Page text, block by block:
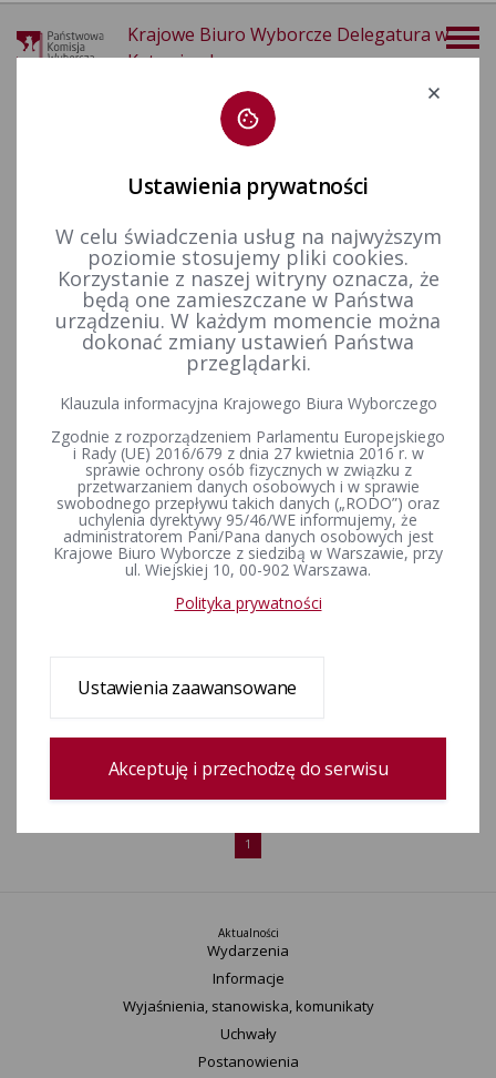
Krajowe Biuro Wyborcze Delegatura w
Katowicach
Wybory samorządowe i referenda lokalne Wybory samorządowe w 2024 r. Terytorialne komisje wyborcze
Postanowienia Komisarzy Wyborczych w Katowicach I, II i III w
w wyborach organów jednostek samorządu terytorialnego
zarządzonych na dzień 7 kwietnia 2024 r.
Postanowienia Komisarzy Wyborczych w Katowicach I, II i III z
dnia 27 lutego 2024 r. w sprawie zwołania I posiedzeń
terytorialnych komisji wyborczych w wyborach organów
jednostek samorządu terytorialnego zarządzonych na dzień
Postanowienia Komisarzy Wyborczych w Katowicach I, II i III z
1
Aktualności
Wydarzenia
Informacje
Wyjaśnienia, stanowiska, komunikaty
Uchwały
Postanowienia
Ustawienia prywatności
W celu świadczenia usług na najwyższym
poziomie stosujemy pliki cookies.
Korzystanie z naszej witryny oznacza, że
będą one zamieszczane w Państwa
urządzeniu. W każdym momencie można
dokonać zmiany ustawień Państwa
przeglądarki.
Klauzula informacyjna Krajowego Biura Wyborczego
Zgodnie z rozporządzeniem Parlamentu Europejskiego
i Rady (UE) 2016/679 z dnia 27 kwietnia 2016 r. w
sprawie ochrony osób fizycznych w związku z
przetwarzaniem danych osobowych i w sprawie
swobodnego przepływu takich danych („RODO”) oraz
uchylenia dyrektywy 95/46/WE informujemy, że
administratorem Pani/Pana danych osobowych jest
Krajowe Biuro Wyborcze z siedzibą w Warszawie, przy
ul. Wiejskiej 10, 00-902 Warszawa.
Polityka prywatności
Ustawienia zaawansowane
Akceptuję i przechodzę do serwisu